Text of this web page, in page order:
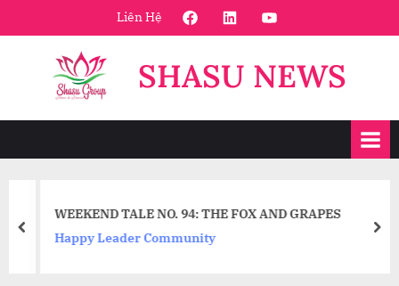
to
Liên Hệ FaceBookLinkedinYoutube
SHASU NEWS
WEEKEND TALE NO. 94: THE FOX AND GRAPES
Happy Leader Community
prev